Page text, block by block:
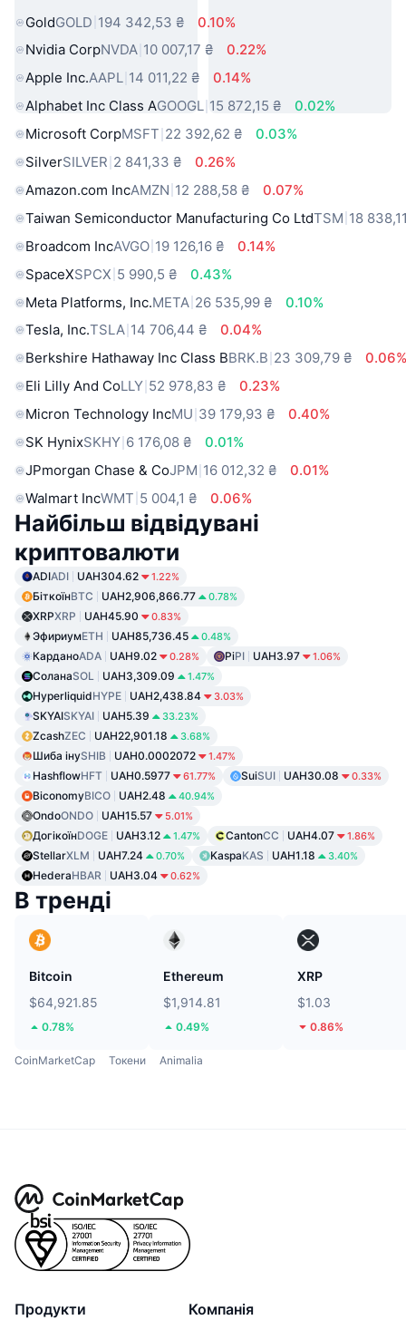
GoldGOLD 194 342,53 ₴
0.10%
Nvidia CorpNVDA 10 007,17 ₴
0.22%
Apple Inc.AAPL 14 011,22 ₴
0.14%
Alphabet Inc Class AGOOGL 15 872,15 ₴
0.02%
Microsoft CorpMSFT 22 392,62 ₴
0.03%
SilverSILVER 2 841,33 ₴
0.26%
Amazon.com IncAMZN 12 288,58 ₴
0.07%
Taiwan Semiconductor Manufacturing Co LtdTSM 18
Broadcom IncAVGO 19 126,16 ₴
0.14%
SpaceXSPCX 5 990,5 ₴
0.43%
Meta Platforms, Inc.META 26 535,99 ₴
0.10%
Tesla, Inc.TSLA 14 706,44 ₴
0.04%
Berkshire Hathaway Inc Class BBRK.B 23 309,79 ₴
Eli Lilly And CoLLY 52 978,83 ₴
0.23%
Micron Technology IncMU 39 179,93 ₴
0.40%
SK HynixSKHY 6 176,08 ₴
0.01%
JPmorgan Chase & CoJPM 16 012,32 ₴
0.01%
Walmart IncWMT 5 004,1 ₴ 0.06%
Найбільш відвідувані
криптовалюти
ADIADI UAH304.62 1.22%
БіткоїнBTC UAH2,906,866.77 0.78%
XRPXRP UAH45.90 0.83%
ЭфириумETH UAH85,736.45 0.48%
КарданоADA UAH9.02 0.28% PiPI UAH3.97 1.06%
СоланаSOL UAH3,309.09 1.47%
HyperliquidHYPE UAH2,438.84 3.03%
SKYAISKYAI UAH5.39 33.23%
ZcashZEC UAH22,901.18 3.68%
Шиба інуSHIB UAH0.0002072 1.47%
HashflowHFT UAH0.5977 61.77% SuiSUI UAH30.08 0.33%
BiconomyBICO UAH2.48 40.94%
OndoONDO UAH15.57 5.01%
ДогікоїнDOGE UAH3.12 1.47% CantonCC UAH4.07 1.86%
StellarXLM UAH7.24 0.70% KaspaKAS UAH1.18 3.40%
HederaHBAR UAH3.04 0.62%
В тренді
Bitcoin
$64,921.85
0.78%
Ethereum
$1,914.81
0.49%
XRP
$1.03
0.86%
CoinMarketCap Токени Animalia
Продукти Компанія